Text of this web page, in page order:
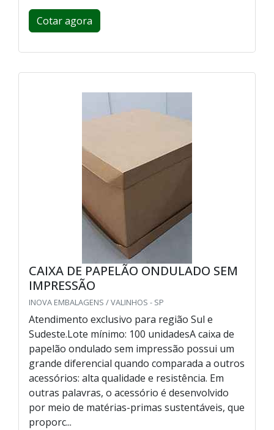
Cotar agora
CAIXA DE PAPELÃO ONDULADO SEM
IMPRESSÃO
INOVA EMBALAGENS / VALINHOS - SP
Atendimento exclusivo para região Sul e
Sudeste.Lote mínimo: 100 unidadesA caixa de
papelão ondulado sem impressão possui um
grande diferencial quando comparada a outros
acessórios: alta qualidade e resistência. Em
outras palavras, o acessório é desenvolvido
por meio de matérias-primas sustentáveis, que
proporc...